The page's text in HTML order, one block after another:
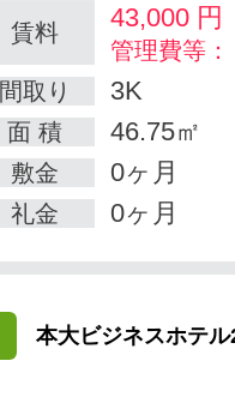
賃料 43,000 円
管理費等：
間取り
3K
面 積 46.75㎡
敷金 0ヶ月
礼金 0ヶ月
本大ビジネスホテ